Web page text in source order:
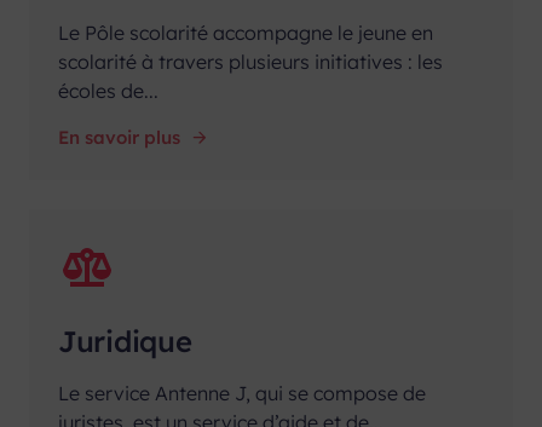
Le Pôle scolarité accompagne le jeune en
scolarité à travers plusieurs initiatives : les
écoles de...
En savoir plus
Juridique
Le service Antenne J, qui se compose de
juristes, est un service d’aide et de...